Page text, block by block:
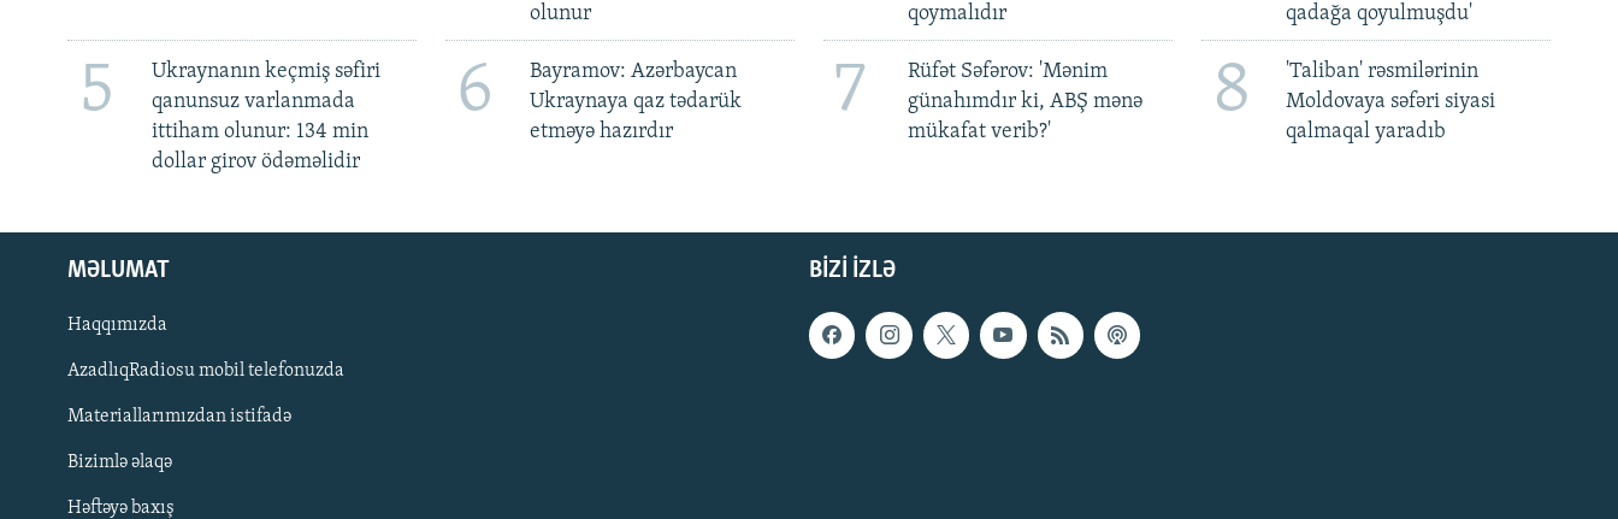
olunur
qoymalıdır
qadağa qoyulmuşdu'
5
Ukraynanın keçmiş səfiri
qanunsuz varlanmada
ittiham olunur: 134 min
dollar girov ödəməlidir
6
Bayramov: Azərbaycan
Ukraynaya qaz tədarük
etməyə hazırdır
7
Rüfət Səfərov: 'Mənim
günahımdır ki, ABŞ mənə
mükafat verib?'
8
'Taliban' rəsmilərinin
Moldovaya səfəri siyasi
qalmaqal yaradıb
BIZI IZLƏ
MƏLUMAT
Haqqımızda
AzadlıqRadiosu mobil telefonuzda
Materiallarımızdan istifadə
Bizimlə əlaqə
Həftəyə baxış